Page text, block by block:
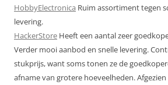
HobbyElectronica Ruim assortiment tegen
levering.
HackerStore Heeft een aantal zeer
Verder mooi aanbod en snelle levering.
stukprijs, want soms tonen ze de
afname van grotere hoeveelheden.